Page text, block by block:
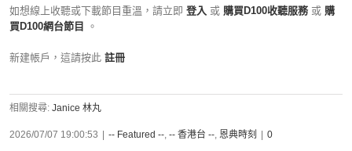
如想線上收聽或下載節目重溫，請立即 登入 或 購買D100收聽服務 或 購
買D100網台節目
。
新建帳戶，這請按此 註冊
相關搜尋: Janice 林丸
2026/07/07 19:00:53 -- Featured --, -- 香港台 --, 恩典時刻 0